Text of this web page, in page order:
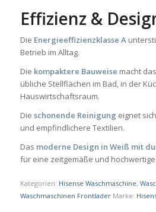
Effizienz &
Die Energieeffizienzklasse A
Betrieb im Alltag.
Die kompaktere Bauweise macht
übliche Stellflächen im Bad, in der
Hauswirtschaftsraum.
Die schonende Reinigung eignet
und empfindlichere Textilien.
Das moderne Design in Weiß mit
für eine zeitgemäße und hochwertige
Kategorien: Hisense Waschmaschine,
Waschmaschinen Frontlader Marke: